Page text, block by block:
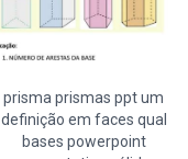
prisma prismas ppt um
definição em faces qual
bases powerpoint